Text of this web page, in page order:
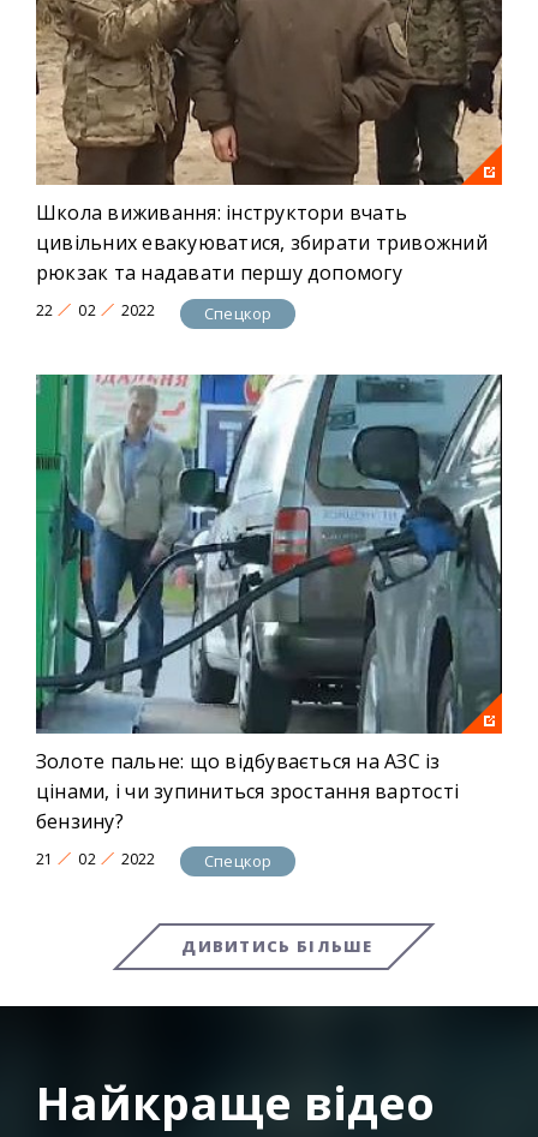
Школа виживання: інструктори вчать
цивільних евакуюватися, збирати тривожний
рюкзак та надавати першу допомогу
22 02 2022 Спецкор
Золоте пальне: що відбувається на АЗС із
цінами, і чи зупиниться зростання вартості
бензину?
21 02 2022 Спецкор
ДИВИТИСЬ БІЛЬШЕ
Найкраще відео